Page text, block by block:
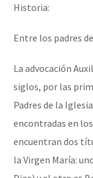
Historia:
Entre los padres
La advocación
siglos, por las
Padres de la
encontradas en
encuentran dos
la Virgen María: